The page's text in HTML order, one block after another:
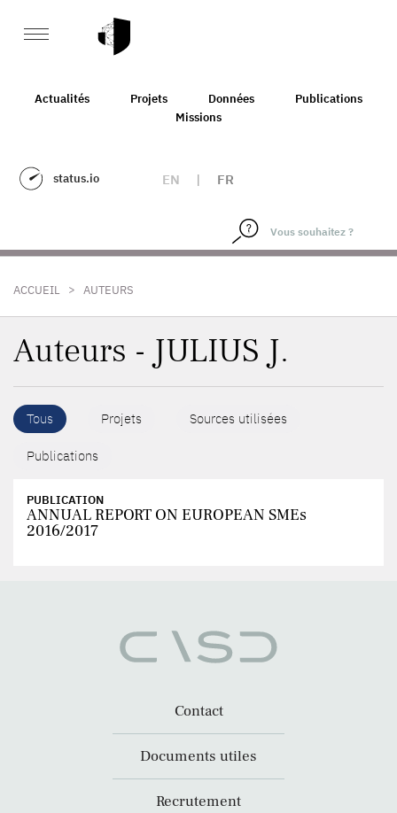
Actualités Projets Données
Publications
Missions
status.io EN | FR
ACCUEIL > AUTEURS
Auteurs - JULIUS J.
Tous Projets Sources utilisées
Publications
PUBLICATION
ANNUAL REPORT ON EUROPEAN SMEs
2016/2017
Contact
Documents utiles
Recrutement